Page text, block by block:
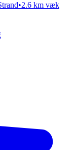
•2.6 km væk